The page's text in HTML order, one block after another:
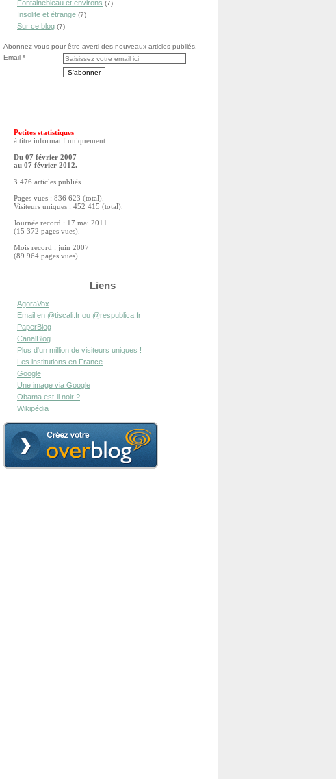
Fontainebleau et environs (7)
Insolite et étrange (7)
Sur ce blog (7)
Abonnez-vous pour être averti des nouveaux articles publiés.
Email
Petites statistiques
à titre informatif uniquement.
Du 07 février 2007
au 07 février 2012.
3 476 articles publiés.
Pages vues : 836 623 (total).
Visiteurs uniques : 452 415 (total).
Journée record : 17 mai 2011
(15 372 pages vues).
Mois record : juin 2007
(89 964 pages vues).
Liens
AgoraVox
Email en @tiscali.fr ou @respublica.fr
PaperBlog
CanalBlog
Plus d'un million de visiteurs uniques !
Les institutions en France
Google
Une image via Google
Obama est-il noir ?
Wikipédia